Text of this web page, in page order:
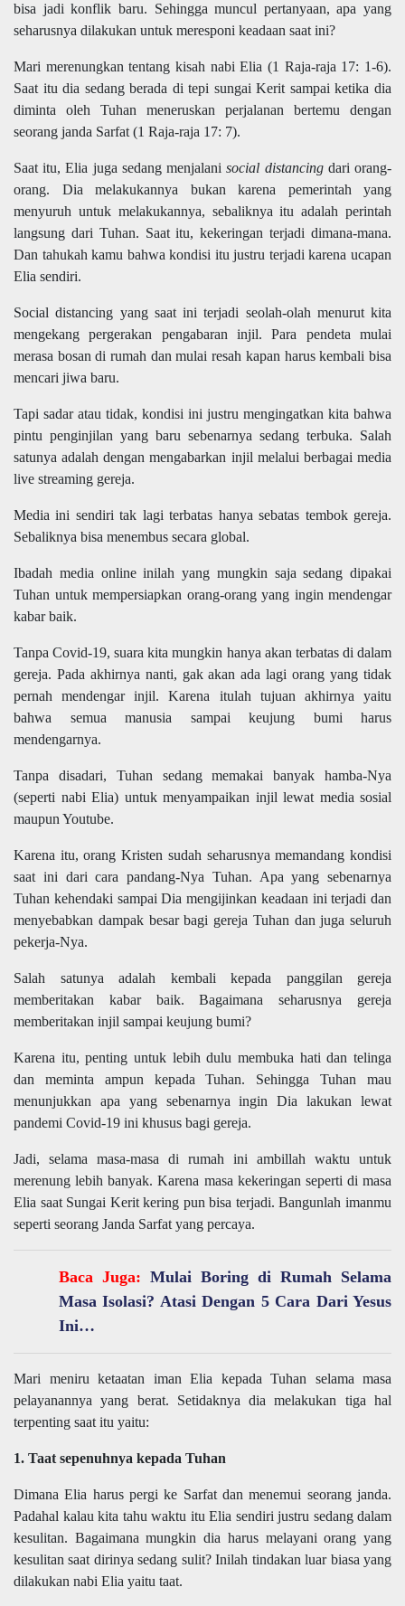
bisa jadi konflik baru. Sehingga muncul pertanyaan, apa yang
seharusnya dilakukan untuk meresponi keadaan saat ini?
Mari merenungkan tentang kisah nabi Elia (1 Raja-raja 17: 1-6).
Saat itu dia sedang berada di tepi sungai Kerit sampai ketika dia
diminta oleh Tuhan meneruskan perjalanan bertemu dengan
seorang janda Sarfat (1 Raja-raja 17: 7).
Saat itu, Elia juga sedang menjalanisocial distancing dari orang-
orang. Dia melakukannya bukan karena pemerintah yang
menyuruh untuk melakukannya, sebaliknya itu adalah perintah
langsung dari Tuhan. Saat itu, kekeringan terjadi dimana-mana.
Dan tahukah kamu bahwa kondisi itu justru terjadi karena ucapan
Elia sendiri.
Social distancing yang saat ini terjadi seolah-olah menurut kita
mengekang pergerakan pengabaran injil. Para pendeta mulai
merasa bosan di rumah dan mulai resah kapan harus kembali bisa
mencari jiwa baru.
Tapi sadar atau tidak, kondisi ini justru mengingatkan kita bahwa
pintu penginjilan yang baru sebenarnya sedang terbuka. Salah
satunya adalah dengan mengabarkan injil melalui berbagai media
live streaming gereja.
Media ini sendiri tak lagi terbatas hanya sebatas tembok gereja.
Sebaliknya bisa menembus secara global.
Ibadah media online inilah yang mungkin saja sedang dipakai
Tuhan untuk mempersiapkan orang-orang yang ingin mendengar
kabar baik.
Tanpa Covid-19, suara kita mungkin hanya akan terbatas di dalam
gereja. Pada akhirnya nanti, gak akan ada lagi orang yang tidak
pernah mendengar injil. Karena itulah tujuan akhirnya yaitu
bahwa semua manusia sampai keujung bumi harus
mendengarnya.
Tanpa disadari, Tuhan sedang memakai banyak hamba-Nya
(seperti nabi Elia) untuk menyampaikan injil lewat media sosial
maupun Youtube.
Karena itu, orang Kristen sudah seharusnya memandang kondisi
saat ini dari cara pandang-Nya Tuhan. Apa yang sebenarnya
Tuhan kehendaki sampai Dia mengijinkan keadaan ini terjadi dan
menyebabkan dampak besar bagi gereja Tuhan dan juga seluruh
pekerja-Nya.
Salah satunya adalah kembali kepada panggilan gereja
memberitakan kabar baik. Bagaimana seharusnya gereja
memberitakan injil sampai keujung bumi?
Karena itu, penting untuk lebih dulu membuka hati dan telinga
dan meminta ampun kepada Tuhan. Sehingga Tuhan mau
menunjukkan apa yang sebenarnya ingin Dia lakukan lewat
pandemi Covid-19 ini khusus bagi gereja.
Jadi, selama masa-masa di rumah ini ambillah waktu untuk
merenung lebih banyak. Karena masa kekeringan seperti di masa
Elia saat Sungai Kerit kering pun bisa terjadi. Bangunlah imanmu
seperti seorang Janda Sarfat yang percaya.
Baca Juga: Mulai Boring di Rumah Selama
Masa Isolasi? Atasi Dengan 5 Cara Dari Yesus
Ini…
Mari meniru ketaatan iman Elia kepada Tuhan selama masa
pelayanannya yang berat. Setidaknya dia melakukan tiga hal
terpenting saat itu yaitu:
1. Taat sepenuhnya kepada Tuhan
Dimana Elia harus pergi ke Sarfat dan menemui seorang janda.
Padahal kalau kita tahu waktu itu Elia sendiri justru sedang dalam
kesulitan. Bagaimana mungkin dia harus melayani orang yang
kesulitan saat dirinya sedang sulit? Inilah tindakan luar biasa yang
dilakukan nabi Elia yaitu taat.